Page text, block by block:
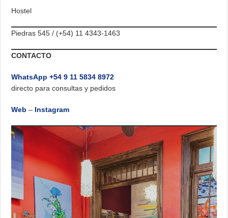
Hostel
Piedras 545 / (+54) 11 4343-1463
CONTACTO
WhatsApp +54 9 11 5834 8972
directo para consultas y pedidos
Web– Instagram